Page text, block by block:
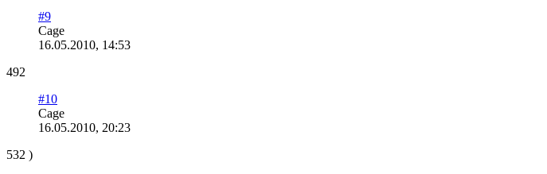
#9
Cage
16.05.2010, 14:53
492
#10
Cage
16.05.2010, 20:23
532 )